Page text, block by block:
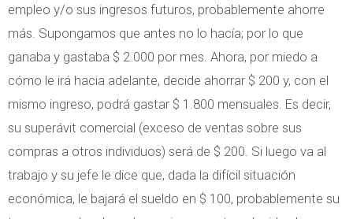
empleo y/o sus ingresos futuros, probablemente ahorre
más. Supongamos que antes no lo hacía; por lo que
ganaba y gastaba $ 2.000 por mes. Ahora, por miedo a
cómo le irá hacia adelante, decide ahorrar $ 200 y, con el
mismo ingreso, podrá gastar $ 1.800 mensuales. Es decir,
su superávit comercial (exceso de ventas sobre sus
compras a otros individuos) será de $ 200. Si luego va al
trabajo y su jefe le dice que, dada la difícil situación
económica, le bajará el sueldo en $ 100, probablemente su